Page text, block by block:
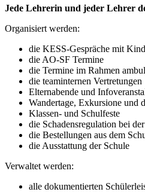
Jede Lehrerin und jeder Lehrer
Organisiert werden:
die KESS-Gespräche mit
die AO-SF Termine
die Termine im Rahmen
die teaminternen Vertretungen
Elternabende und
Wandertage, Exkursione und
Klassen- und Schulfeste
die Schadensregulation bei
die Bestellungen aus dem
die Ausstattung der Schule
Verwaltet werden:
alle dokumentierten